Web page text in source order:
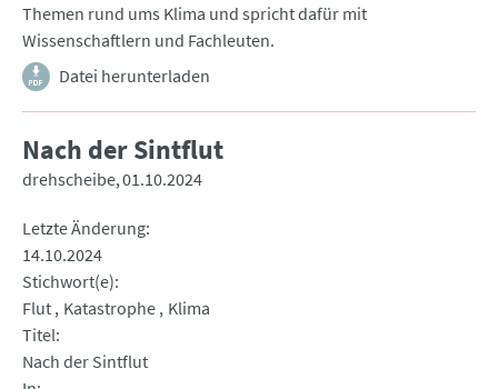
Themen rund ums Klima und spricht dafür mit
Wissenschaftlern und Fachleuten.
Datei herunterladen
Nach der Sintflut
drehscheibe 01.10.2024
Letzte Änderung
14.10.2024
Stichwort(e)
Flut Katastrophe Klima
Titel
Nach der Sintflut